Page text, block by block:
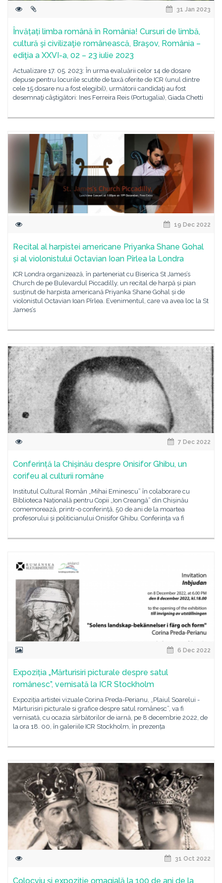
31 Jan 2023
Învățați limba română în România! Cursuri de limbă,
cultură şi civilizaţie românească, Braşov, România –
ediţia a XXVI-a, 02 – 23 iulie 2023
Actualizare 17. 05. 2023: În urma evaluării celor 14 de dosare
depuse pentru locurile scutite de taxă oferite de ICR (unul dintre
cele 15 dosare nu a fost elegibil), următorii candidaţi au fost
desemnaţi câştigători: Ines Ferreira Reis (Portugalia), Giada Chetti
19 Dec 2022
Recital al harpistei americane Priyanka Shane Gohal
și al violonistului Octavian Ioan Pîrlea la Londra
ICR Londra organizează, în parteneriat cu Biserica St James’s
Church de pe Bulevardul Piccadilly, un recital de harpă și pian
susținut de harpista americană Priyanka Shane Gohal și de
violonistul Octavian Ioan Pîrlea. Evenimentul, care va avea loc la St
James’s
7 Dec 2022
Conferință la Chișinău despre Onisifor Ghibu, un
corifeu al culturii române
Institutul Cultural Român „Mihai Eminescu” în colaborare cu
Biblioteca Națională pentru Copii „Ion Creangă” din Chișinău
comemorează, printr-o conferință, 50 de ani de la moartea
profesorului și politicianului Onisifor Ghibu. Conferința va fi
6 Dec 2022
Expoziția „Mărturisiri picturale despre satul
românesc”, vernisată la ICR Stockholm
Expoziția artistei vizuale Corina Preda-Perianu, „Plaiul Soarelui -
Mărturisiri picturale si grafice despre satul românesc”, va fi
vernisată, cu ocazia sărbătorilor de iarnă, pe 8 decembrie 2022, de
la ora 18. 00, în galeriile ICR Stockholm, în prezența
31 Oct 2022
Colocviu și expoziție omagială la 100 de ani de la